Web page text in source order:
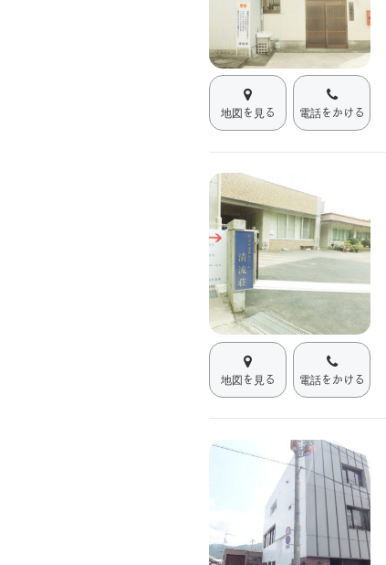
地図を見る 電話をかける
地図を見る 電話をかける